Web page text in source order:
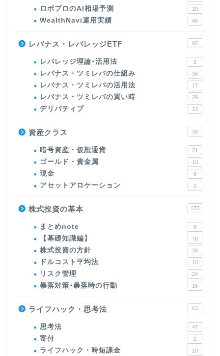
ロボプロのAI相場予測 20
WealthNavi運用実績 45
レバナス・レバレッジETF 92
レバレッジ理論･活用法 2
レバナス・ツミレバの仕組み 34
レバナス・ツミレバの活用法 17
レバナス・ツミレバの買い時 29
デリバティブ 13
資産クラス 39
暗号資産・仮想通貨 21
ゴールド・貴金属 10
現金 6
アセットアロケーション 2
株式投資の基本 175
まとめnote 8
【基礎知識編】 78
株式投資の方針 36
ドルコスト平均法 10
リスク管理 24
暴落対策･暴落時の行動 16
ライフハック・思考法 63
思考法 47
寄付 2
ライフハック・時短課金 10